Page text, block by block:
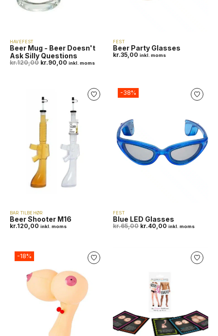
HAVEFEST
Beer Mug - Beer Doesn't
Ask Silly Questions
kr.120,00 kr.90,00 inkl. moms
FEST
Beer Party Glasses
kr.35,00 inkl. moms
BAR TILBEHØR
Beer Shooter M16
kr.120,00 inkl. moms
-38%
FEST
Blue LED Glasses
kr.65,00 kr.40,00 inkl. moms
-18%